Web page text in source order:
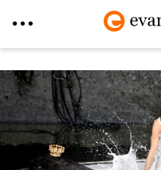
zum
Inhalt